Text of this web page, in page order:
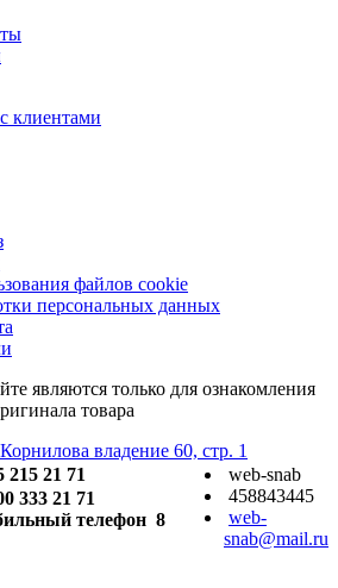
клиентами
файлов cookie
персональных данных
являются только для ознакомления
товара
владение 60, стр. 1
215 21 71
333 21 71
8
web-snab
458843445
web-
snab@mail.ru